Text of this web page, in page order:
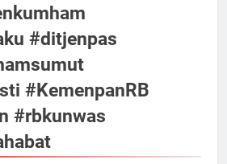
#ditjenpas
#KemenpanRB
#rbkunwas